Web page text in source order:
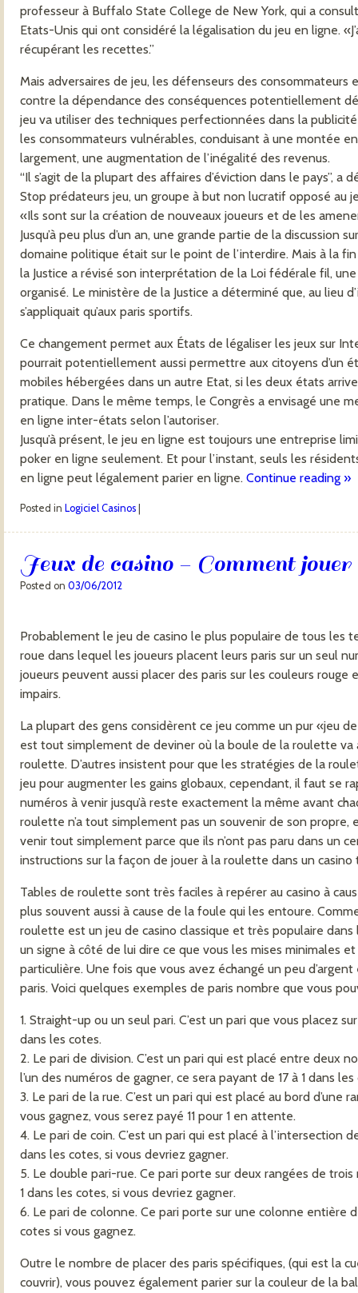
professeur à Buffalo State College de New York, qui a
Etats-Unis qui ont considéré la légalisation du jeu en ligne.
récupérant les recettes.”
Mais adversaires de jeu, les défenseurs des
contre la dépendance des conséquences potentiellement
jeu va utiliser des techniques perfectionnées dans la
les consommateurs vulnérables, conduisant à une montée
largement, une augmentation de l’inégalité des revenus.
“Il s’agit de la plupart des affaires d’éviction dans le pays”, a
Stop prédateurs jeu, un groupe à but non lucratif opposé au
«Ils sont sur la création de nouveaux joueurs et de les
Jusqu’à peu plus d’un an, une grande partie de la discussion
domaine politique était sur le point de l’interdire. Mais à la
la Justice a révisé son interprétation de la Loi fédérale fil,
organisé. Le ministère de la Justice a déterminé que, au lieu
s’appliquait qu’aux paris sportifs.
Ce changement permet aux États de légaliser les jeux sur
pourrait potentiellement aussi permettre aux citoyens d’un
mobiles hébergées dans un autre Etat, si les deux états
pratique. Dans le même temps, le Congrès a envisagé une
en ligne inter-états selon l’autoriser.
Jusqu’à présent, le jeu en ligne est toujours une entreprise
poker en ligne seulement. Et pour l’instant, seuls les
en ligne peut légalement parier en ligne. Continue reading »
Posted in Logiciel Casinos
Jeux de casino - Comment
Posted on 03/06/2012
Probablement le jeu de casino le plus populaire de tous les
roue dans lequel les joueurs placent leurs paris sur un seul
joueurs peuvent aussi placer des paris sur les couleurs
impairs.
La plupart des gens considèrent ce jeu comme un pur «jeu
est tout simplement de deviner où la boule de la roulette
roulette. D’autres insistent pour que les stratégies de la
jeu pour augmenter les gains globaux, cependant, il faut se
numéros à venir jusqu’à reste exactement la même avant
roulette n’a tout simplement pas un souvenir de son propre,
venir tout simplement parce que ils n’ont pas paru dans un
instructions sur la façon de jouer à la roulette dans un casino
Tables de roulette sont très faciles à repérer au casino à
plus souvent aussi à cause de la foule qui les entoure.
roulette est un jeu de casino classique et très populaire
un signe à côté de lui dire ce que vous les mises minimales
particulière. Une fois que vous avez échangé un peu
paris. Voici quelques exemples de paris nombre que vous
1. Straight-up ou un seul pari. C’est un pari que vous placez
dans les cotes.
2. Le pari de division. C’est un pari qui est placé entre deux
l’un des numéros de gagner, ce sera payant de 17 à 1 dans
3. Le pari de la rue. C’est un pari qui est placé au bord d’une
vous gagnez, vous serez payé 11 pour 1 en attente.
4. Le pari de coin. C’est un pari qui est placé à l’intersection
dans les cotes, si vous devriez gagner.
5. Le double pari-rue. Ce pari porte sur deux rangées de
1 dans les cotes, si vous devriez gagner.
6. Le pari de colonne. Ce pari porte sur une colonne entière
cotes si vous gagnez.
Outre le nombre de placer des paris spécifiques, (qui est la
couvrir), vous pouvez également parier sur la couleur de la